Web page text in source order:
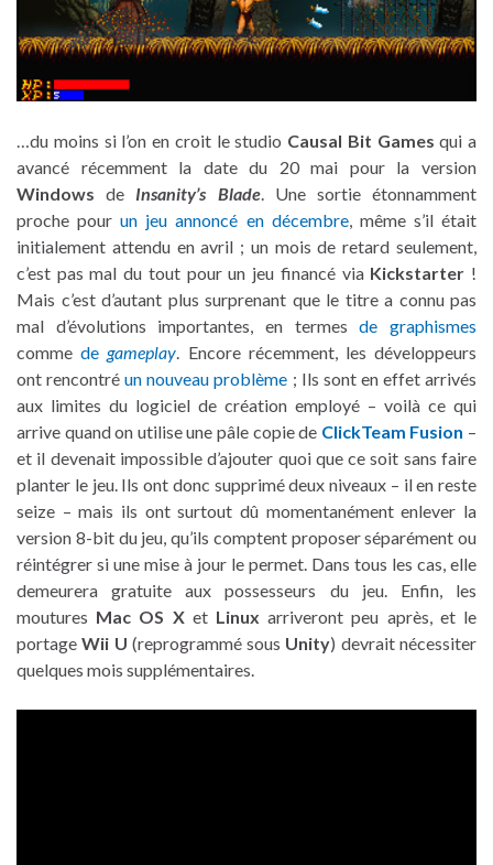
…du moins si l’on en croit le studio Causal Bit Games qui a
avancé récemment la date du 20 mai pour la version
Windows de Insanity’s Blade. Une sortie étonnamment
proche pourun jeu annoncé en décembre, même s’il était
initialement attendu en avril ; un mois de retard seulement,
c’est pas mal du tout pour un jeu financé via Kickstarter !
Mais c’est d’autant plus surprenant que le titre a connu pas
mal d’évolutions importantes, en termesde graphismes
commedegameplay. Encore récemment, les développeurs
ont rencontréun nouveau problème ; Ils sont en effet arrivés
aux limites du logiciel de création employé – voilà ce qui
arrive quand on utilise une pâle copie de ClickTeam Fusion –
et il devenait impossible d’ajouter quoi que ce soit sans faire
planter le jeu. Ils ont donc supprimé deux niveaux – il en reste
seize – mais ils ont surtout dû momentanément enlever la
version 8-bit du jeu, qu’ils comptent proposer séparément ou
réintégrer si une mise à jour le permet. Dans tous les cas, elle
demeurera gratuite aux possesseurs du jeu. Enfin, les
moutures Mac OS Xet Linux arriveront peu après, et le
portageWii U (reprogrammé sous Unity) devrait nécessiter
quelques mois supplémentaires.